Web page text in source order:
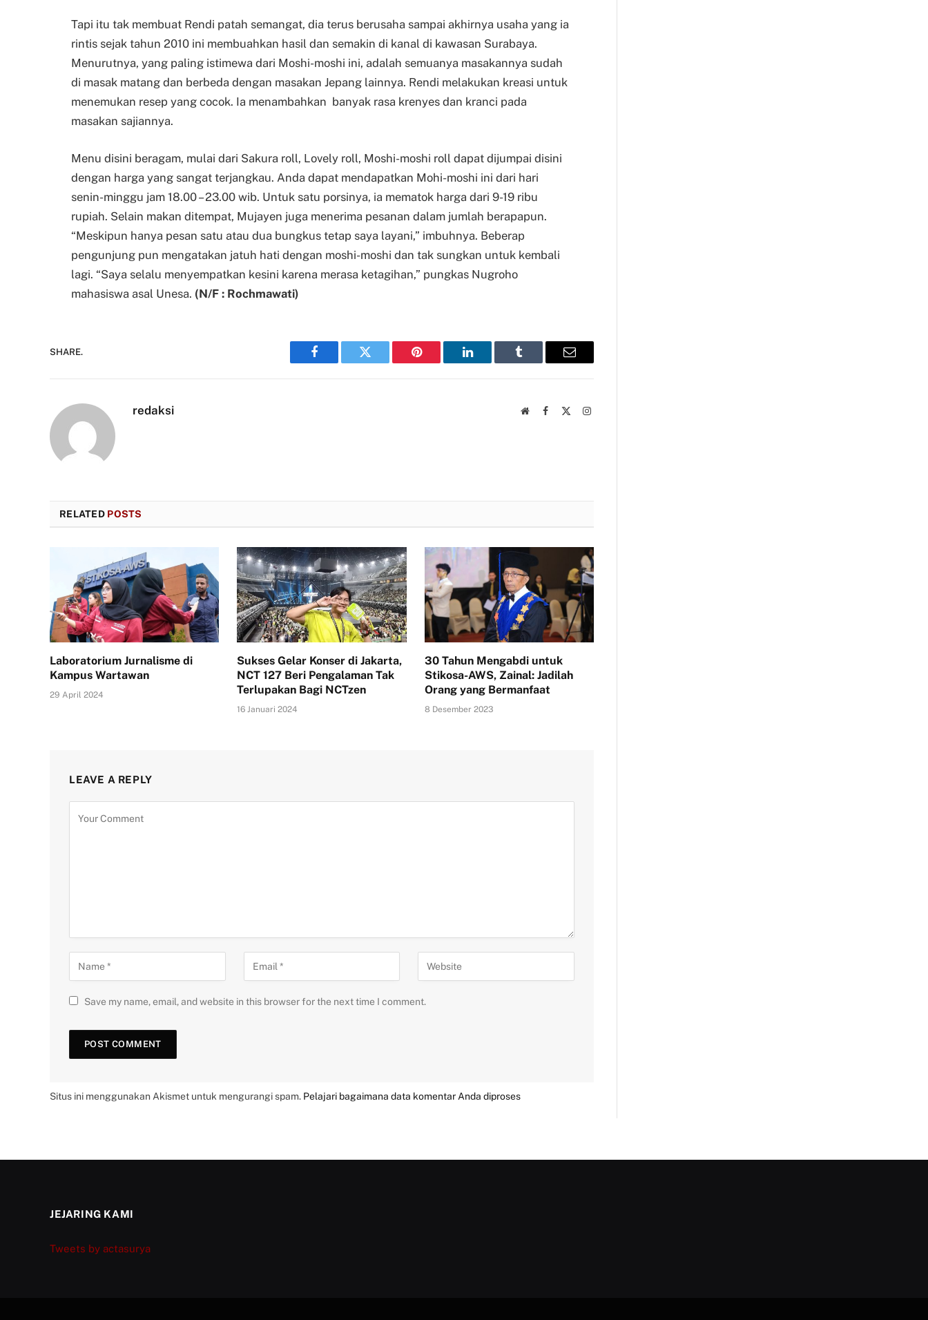
Tapi itu tak membuat Rendi patah semangat, dia terus berusaha sampai akhirnya usaha yang ia
rintis sejak tahun 2010 ini membuahkan hasil dan semakin di kanal di kawasan Surabaya.
Menurutnya, yang paling istimewa dari Moshi-moshi ini, adalah semuanya masakannya sudah
di masak matang dan berbeda dengan masakan Jepang lainnya. Rendi melakukan kreasi untuk
menemukan resep yang cocok. Ia menambahkan banyak rasa krenyes dan kranci pada
masakan sajiannya.
Menu disini beragam, mulai dari Sakura roll, Lovely roll, Moshi-moshi roll dapat dijumpai disini
dengan harga yang sangat terjangkau. Anda dapat mendapatkan Mohi-moshi ini dari hari
senin-minggu jam 18.00 – 23.00 wib. Untuk satu porsinya, ia mematok harga dari 9-19 ribu
rupiah. Selain makan ditempat, Mujayen juga menerima pesanan dalam jumlah berapapun.
“Meskipun hanya pesan satu atau dua bungkus tetap saya layani,” imbuhnya. Beberap
pengunjung pun mengatakan jatuh hati dengan moshi-moshi dan tak sungkan untuk kembali
lagi. “Saya selalu menyempatkan kesini karena merasa ketagihan,” pungkas Nugroho
mahasiswa asal Unesa. (N/F : Rochmawati)
SHARE.
Facebook Twitter Pinterest LinkedIn Tumblr Email
redaksi WebsiteFacebook Instagram
RELATED POSTS
Laboratorium Jurnalisme di
Kampus Wartawan
29 April 2024
Sukses Gelar Konser di Jakarta,
NCT 127 Beri Pengalaman Tak
Terlupakan Bagi NCTzen
16 Januari 2024
30 Tahun Mengabdi untuk
Stikosa-AWS, Zainal: Jadilah
Orang yang Bermanfaat
8 Desember 2023
LEAVE A REPLY
Save my name, email, and website in this browser for the next time I comment.
Situs ini menggunakan Akismet untuk mengurangi spam. Pelajari bagaimana data komentar Anda diproses
JEJARING KAMI
Tweets by actasurya